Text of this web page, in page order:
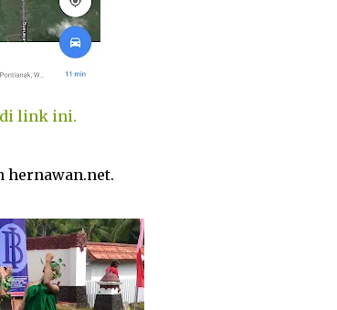
di link ini.
hernawan.net.